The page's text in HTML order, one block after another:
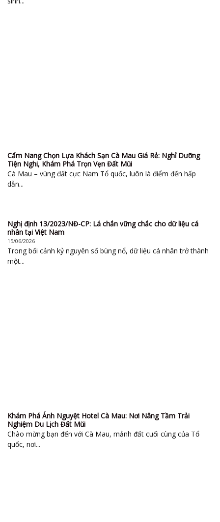
Cẩm Nang Chọn Lựa Khách Sạn Cà Mau Giá Rẻ: Nghỉ Dưỡng
Tiện Nghi, Khám Phá Trọn Vẹn Đất Mũi
Cà Mau – vùng đất cực Nam Tổ quốc, luôn là điểm đến hấp
dẫn...
Nghị định 13/2023/NĐ-CP: Lá chắn vững chắc cho dữ liệu cá
nhân tại Việt Nam
15/06/2026
Trong bối cảnh kỷ nguyên số bùng nổ, dữ liệu cá nhân trở thành
một...
Khám Phá Ánh Nguyệt Hotel Cà Mau: Nơi Nâng Tầm Trải
Nghiệm Du Lịch Đất Mũi
Chào mừng bạn đến với Cà Mau, mảnh đất cuối cùng của Tổ
quốc, nơi...